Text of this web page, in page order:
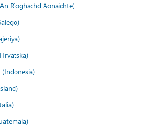
Rìoghachd Aonaichte)
(Indonesia)